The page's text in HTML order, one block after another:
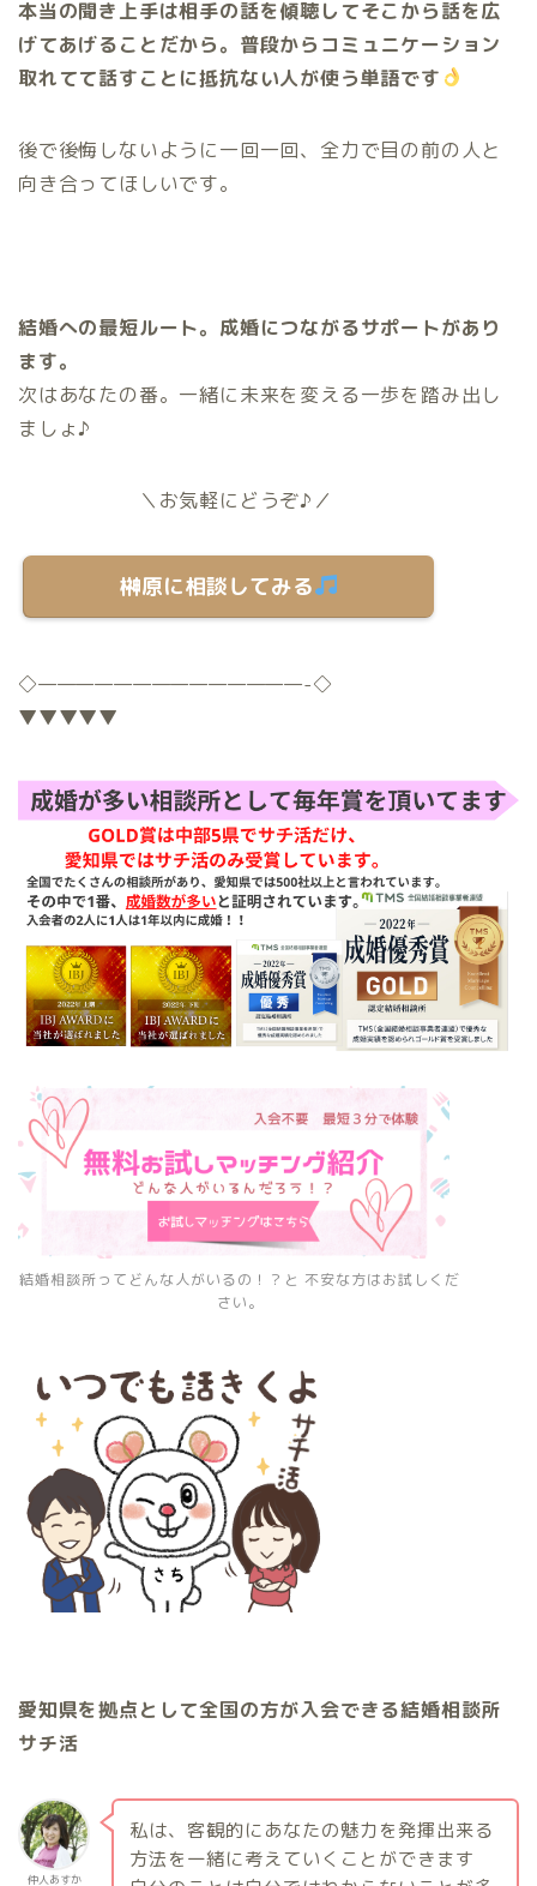
本当の聞き上手は相手の話を傾聴してそこから話を広
げてあげることだから。普段からコミュニケーション
取れてて話すことに抵抗ない人が使う単語です
後で後悔しないように一回一回、全力で目の前の人と
向き合ってほしいです。
結婚への最短ルート。成婚につながるサポートがあり
ます。
次はあなたの番。一緒に未来を変える一歩を踏み出し
ましょ♪
＼お気軽にどうぞ♪／
榊原に相談してみる
◇——————————————-◇
▼▼▼▼▼
結婚相談所ってどんな人がいるの！？と 不安な方はお試しくだ
さい。
愛知県を拠点として全国の方が入会できる結婚相談所
サチ活
仲人あすか
私は、客観的にあなたの魅力を発揮出来る
方法を一緒に考えていくことができます